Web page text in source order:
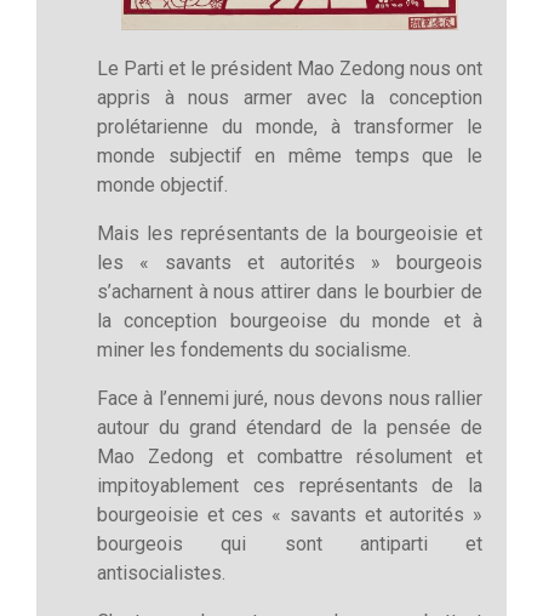
Le Parti et le président Mao Zedong nous ont
appris à nous armer avec la conception
prolétarienne du monde, à transformer le
monde subjectif en même temps que le
monde objectif.
Mais les représentants de la bourgeoisie et
les « savants et autorités » bourgeois
s’acharnent à nous attirer dans le bourbier de
la conception bourgeoise du monde et à
miner les fondements du socialisme.
Face à l’ennemi juré, nous devons nous rallier
autour du grand étendard de la pensée de
Mao Zedong et combattre résolument et
impitoyablement ces représentants de la
bourgeoisie et ces « savants et autorités »
bourgeois qui sont antiparti et
antisocialistes.